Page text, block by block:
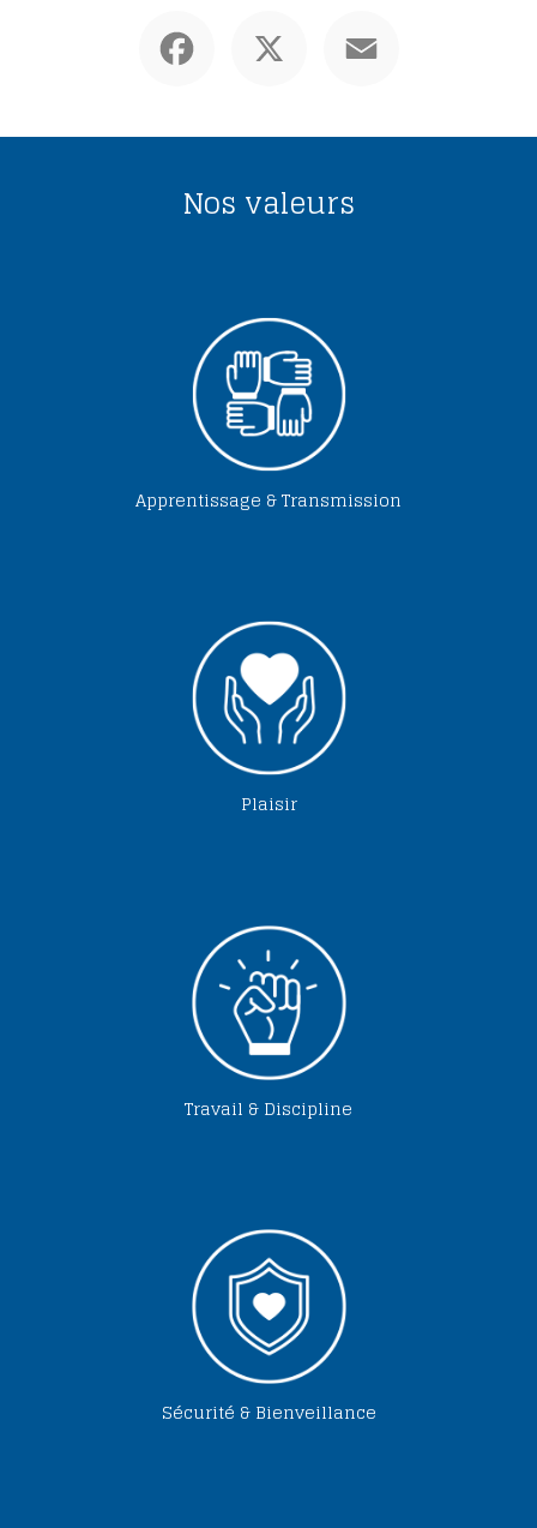
Nos valeurs
Apprentissage & Transmission
Plaisir
Travail & Discipline
Sécurité & Bienveillance